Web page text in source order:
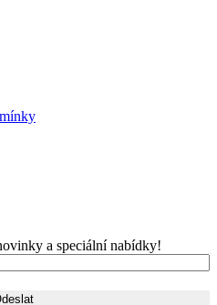
a speciální nabídky!